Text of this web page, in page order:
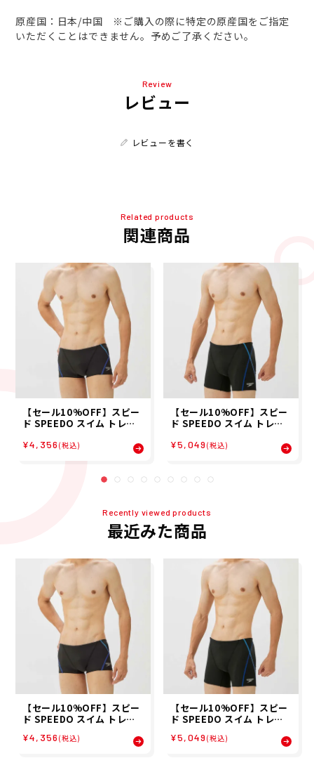
原産国：日本/中国 ※ご購入の際に特定の原産国をご指定
いただくことはできません。予めご了承ください。
Review
レビュー
レビューを書く
Related products
関連商品
【セール10%OFF】スピー
ド SPEEDO スイム トレー
アップ ターンズ ボックス P
ush Up TurnS Box ST523
01-BL メンズ 男性 23S1 春
¥4,356 (税込)
【セール10%OFF】スピー
ド SPEEDO スイム トレー
アップ ターンズ ハーフ ボッ
クス Push Up TurnS Half
男性 23S1 春夏
¥5,049 (税込)
Recently viewed products
最近みた商品
【セール10%OFF】スピー
ド SPEEDO スイム トレー
アップ ターンズ ボックス P
¥4,356 (税込)
【セール10%OFF】スピー
ド SPEEDO スイム トレー
アップ ターンズ ハーフ ボッ
¥5,049 (税込)